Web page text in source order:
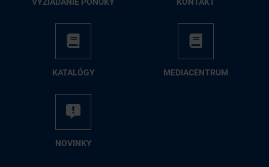
KA­TA­LÓ­GY ME­DIA­CEN­TRUM
NO­VIN­KY